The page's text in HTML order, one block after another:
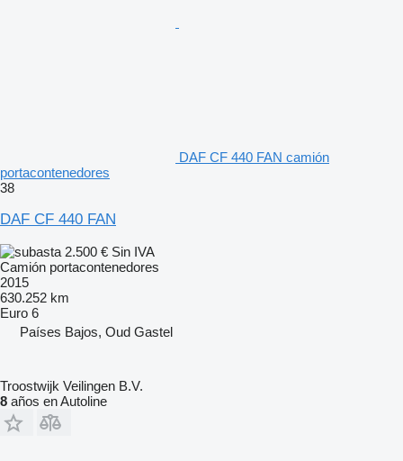
DAF CF 440 FAN camión
portacontenedores
38
DAF CF 440 FAN
2.500 € Sin IVA
Camión portacontenedores
2015
630.252 km
Euro 6
Países Bajos, Oud Gastel
Troostwijk Veilingen B.V.
8 años en Autoline